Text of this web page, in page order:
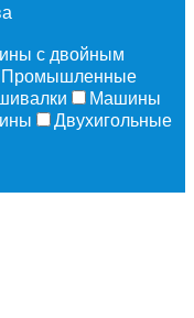
с двойным
Промышленные
Машины
Двухигольные